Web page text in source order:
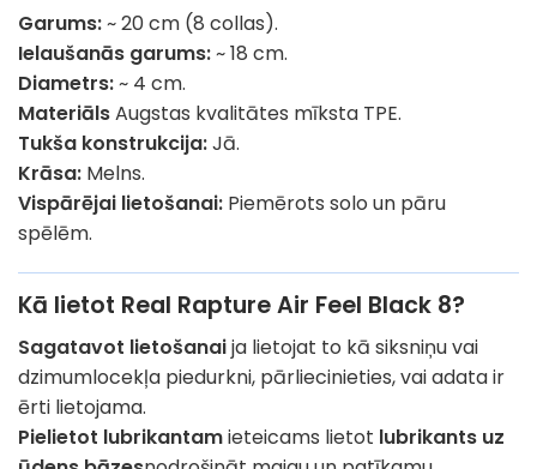
Garums:~ 20 cm (8 collas).
Ielaušanās garums:~ 18 cm.
Diametrs:~ 4 cm.
MateriālsAugstas kvalitātes mīksta TPE.
Tukša konstrukcija:Jā.
Krāsa: Melns.
Vispārējai lietošanai: Piemērots solo un pāru
spēlēm.
Kā lietot Real Rapture Air Feel Black 8?
Sagatavot lietošanaija lietojat to kā siksniņu vai
dzimumlocekļa piedurkni, pārliecinieties, vai adata ir
ērti lietojama.
Pielietot lubrikantamieteicams lietot lubrikants uz